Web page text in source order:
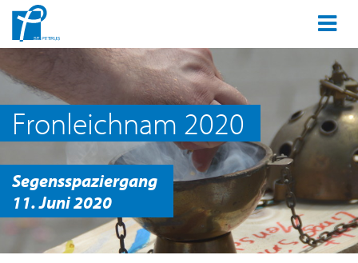
Fronleichnam 2020
Segensspaziergang
11. Juni 2020